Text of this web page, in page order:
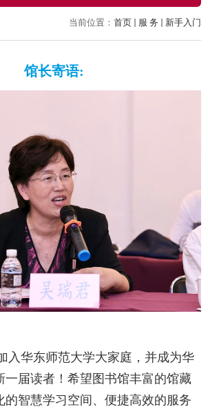
当前位置： 首页 服 务 新手入门
馆长寄语:
华东师范大学大家庭，并成为华
一届读者！希望图书馆丰富的馆藏
的智慧学习空间、便捷高效的服务